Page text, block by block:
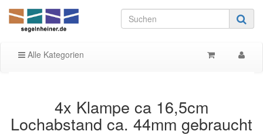
Alle Kategorien
4x Klampe ca 16,5cm
Lochabstand ca. 44mm gebraucht